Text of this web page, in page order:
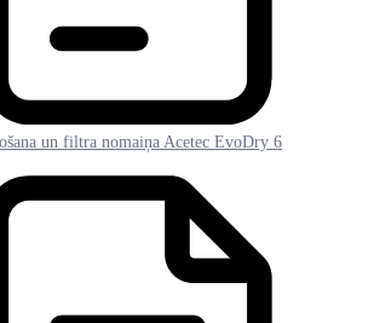
un filtra nomaiņa Acetec EvoDry 6